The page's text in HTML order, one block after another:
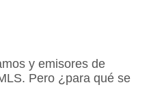
y emisores de
Pero ¿para qué se